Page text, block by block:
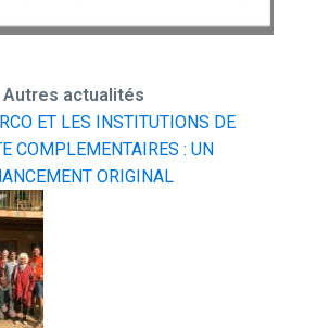
Autres actualités
ET LES INSTITUTIONS DE
COMPLEMENTAIRES : UN
ORIGINAL